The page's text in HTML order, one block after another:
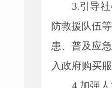
3.引导
防救援队伍
患、普及应
入政府购买
4.加强